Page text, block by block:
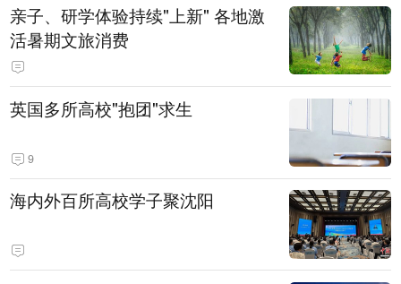
亲子、研学体验持续"上新" 各地激
活暑期文旅消费
英国多所高校"抱团"求生
9
海内外百所高校学子聚沈阳